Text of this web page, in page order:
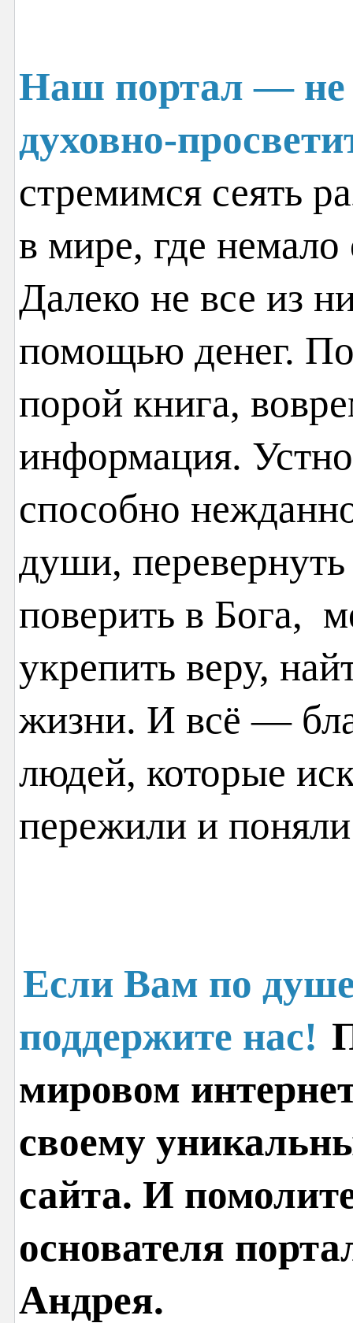
Наш портал — не
духовно-
стремимся сеять
в мире, где
Далеко не все из
помощью денег.
порой книга,
информация.
способно
души,
поверить в Бога,
укрепить веру,
жизни. И всё —
людей, которые
пережили и
Если Вам по
поддержите нас!
мировом
своему
сайта. И
основателя
Андрея.